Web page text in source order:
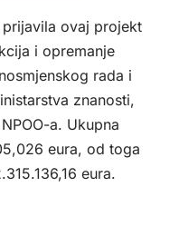
prijavila ovaj projekt
i opremanje
rada i
znanosti,
a. Ukupna
eura, od toga
eura.